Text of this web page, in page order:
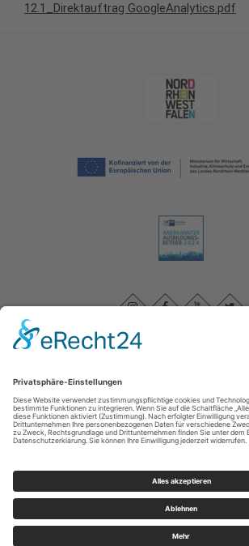
12.1_Direktauftrag GoogleAnalytics.pdf
Sauerland-Tourismus e.V. Johannes-Hummel-Weg 1
Sauerland-Tourismus e.V.
Cookie-Einstellungen